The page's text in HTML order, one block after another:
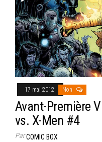
17 mai 2012 Non
Avant-Première
vs. X-Men #4
ParCOMIC BOX